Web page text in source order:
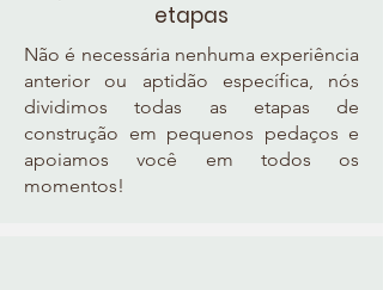
etapas
Não é necessária nenhuma experiência
anterior ou aptidão específica, nós
dividimos todas as etapas de
construção em pequenos pedaços e
apoiamos você em todos os
momentos!